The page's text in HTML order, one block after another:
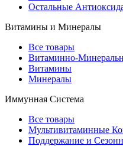
Остальные
Витамины и Минералы
Все товары
Витаминно-
Витамины
Минералы
Иммунная Система
Все товары
Мультивитаминные
Поддержание и